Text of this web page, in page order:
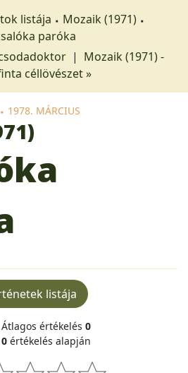
listája
Mozaik (1971)
paróka
| Mozaik (1971) -
céllövészet »
1978. MÁRCIUS
listája
Átlagos értékelés 0
0 értékelés alapján